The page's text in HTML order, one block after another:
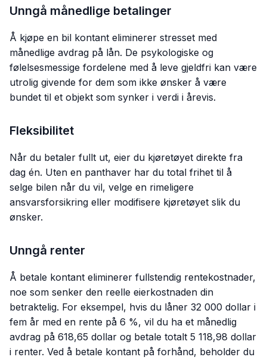
Unngå månedlige betalinger
Å kjøpe en bil kontant eliminerer stresset med
månedlige avdrag på lån. De psykologiske og
følelsesmessige fordelene med å leve gjeldfri kan være
utrolig givende for dem som ikke ønsker å være
bundet til et objekt som synker i verdi i årevis.
Fleksibilitet
Når du betaler fullt ut, eier du kjøretøyet direkte fra
dag én. Uten en panthaver har du total frihet til å
selge bilen når du vil, velge en rimeligere
ansvarsforsikring eller modifisere kjøretøyet slik du
ønsker.
Unngå renter
Å betale kontant eliminerer fullstendig rentekostnader,
noe som senker den reelle eierkostnaden din
betraktelig. For eksempel, hvis du låner 32 000 dollar i
fem år med en rente på 6 %, vil du ha et månedlig
avdrag på 618,65 dollar og betale totalt 5 118,98 dollar
i renter. Ved å betale kontant på forhånd, beholder du